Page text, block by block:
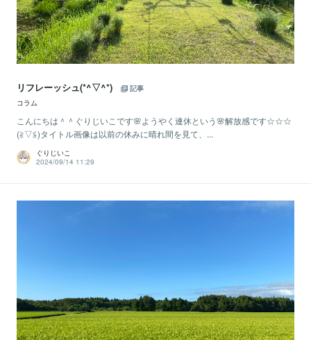
リフレーッシュ(*^▽^*)
記事
コラム
こんにちは＾＾ぐりじいこです🌸ようやく連休という🌸解放感です☆☆☆
(≧▽≦)タイトル画像は以前の休みに晴れ間を見て、...
ぐりじいこ
2024/09/14 11:29